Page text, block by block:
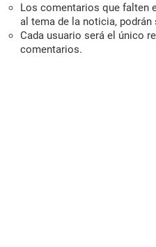
Los comentarios que falten
al tema de la noticia, podrán
Cada usuario será el único
comentarios.